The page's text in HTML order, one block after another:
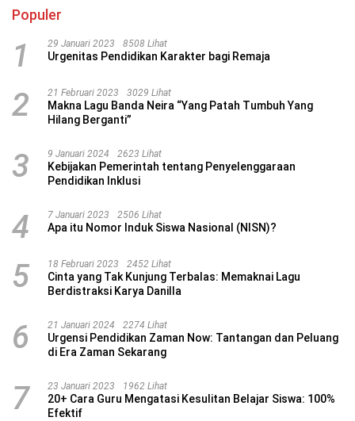
Populer
1 29 Januari 2023 8508 Lihat
Urgenitas Pendidikan Karakter bagi Remaja
2 21 Februari 2023 3029 Lihat
Makna Lagu Banda Neira “Yang Patah Tumbuh Yang
Hilang Berganti”
3 9 Januari 2024 2623 Lihat
Kebijakan Pemerintah tentang Penyelenggaraan
Pendidikan Inklusi
4 7 Januari 2023 2506 Lihat
Apa itu Nomor Induk Siswa Nasional (NISN)?
5 18 Februari 2023 2452 Lihat
Cinta yang Tak Kunjung Terbalas: Memaknai Lagu
Berdistraksi Karya Danilla
6 21 Januari 2024 2274 Lihat
Urgensi Pendidikan Zaman Now: Tantangan dan Peluang
di Era Zaman Sekarang
7 23 Januari 2023 1962 Lihat
20+ Cara Guru Mengatasi Kesulitan Belajar Siswa: 100%
Efektif